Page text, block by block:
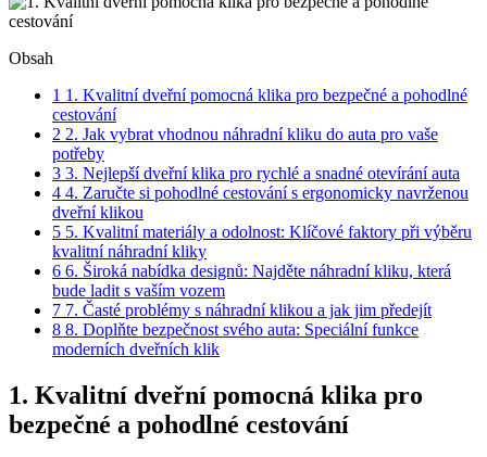
Obsah
1 1. Kvalitní dveřní pomocná klika pro bezpečné a pohodlné
cestování
2 2. Jak ⁣vybrat vhodnou náhradní kliku do auta ​pro vaše
potřeby
3 3. Nejlepší dveřní ​klika pro rychlé a snadné otevírání auta
4 4. Zaručte ‍si pohodlné cestování s ‌ergonomicky navrženou
dveřní klikou
5 5. Kvalitní materiály a odolnost: Klíčové faktory při výběru
kvalitní náhradní kliky
6 6. Široká nabídka designů: Najděte náhradní kliku, která
bude ladit s vaším vozem
7 7. Časté problémy s náhradní klikou a jak jim předejít
8 8. Doplňte bezpečnost svého auta: Speciální‍ funkce
moderních dveřních klik
1. Kvalitní dveřní pomocná klika pro
bezpečné a pohodlné cestování